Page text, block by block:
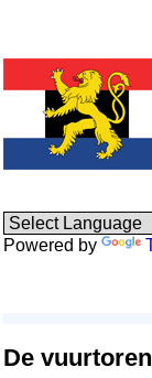
Powered by
De